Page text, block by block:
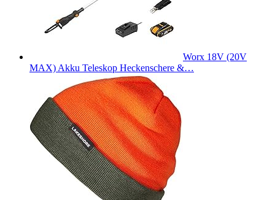
Worx 18V (20V
MAX) Akku Teleskop Heckenschere &…